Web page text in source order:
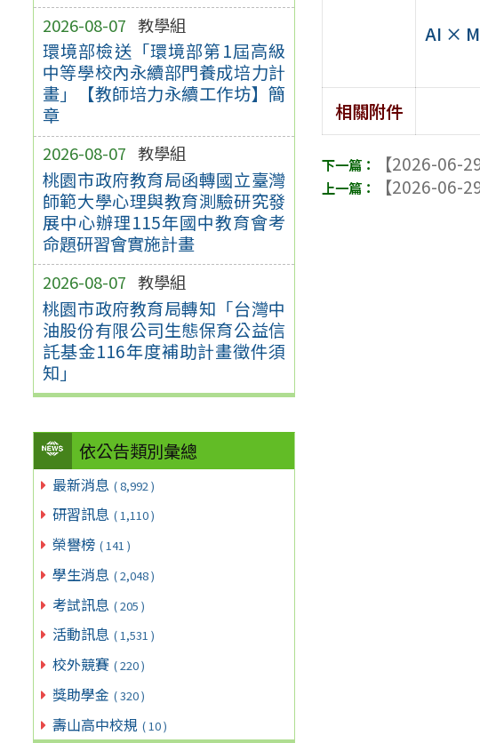
2026-08-07 教學組
環境部檢送「環境部第1屆高級
中等學校內永續部門養成培力計
畫」【教師培力永續工作坊】簡
章
2026-08-07 教學組
桃園市政府教育局函轉國立臺灣
師範大學心理與教育測驗研究發
展中心辦理115年國中教育會考
命題研習會實施計畫
2026-08-07 教學組
桃園市政府教育局轉知「台灣中
油股份有限公司生態保育公益信
託基金116年度補助計畫徵件須
知」
依公告類別彙總
最新消息 ( 8,992 )
研習訊息 ( 1,110 )
榮譽榜 ( 141 )
學生消息 ( 2,048 )
考試訊息 ( 205 )
活動訊息 ( 1,531 )
校外競賽 ( 220 )
獎助學金 ( 320 )
壽山高中校規 ( 10 )
AI ×
相關附件
【2026-06-29
【2026-06-29